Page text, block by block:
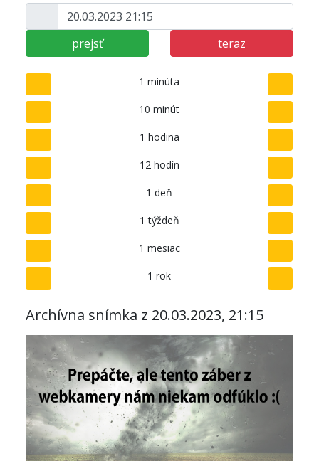
prejsť teraz
1 minúta
10 minút
1 hodina
12 hodín
1 deň
1 týždeň
1 mesiac
1 rok
Archívna snímka z 20.03.2023, 21:15